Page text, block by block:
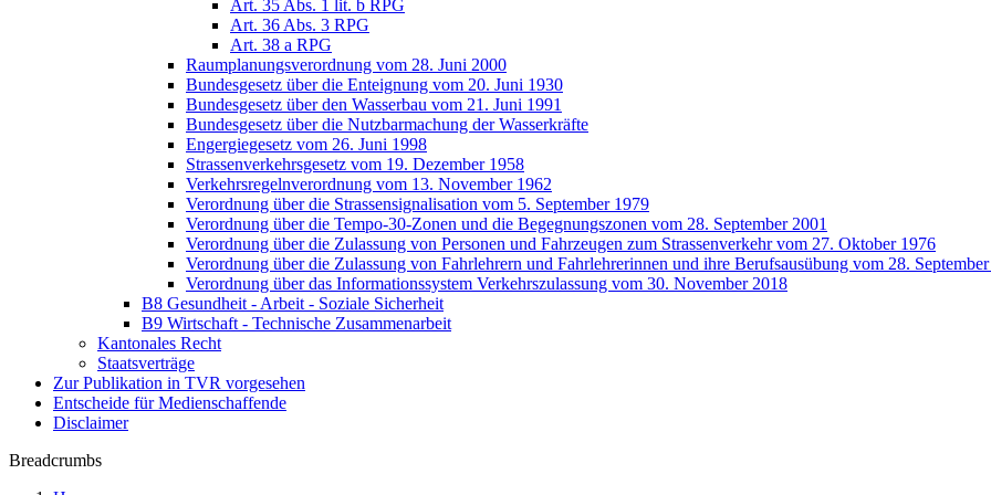
Art. 35 Abs. 1 lit. b RPG
Art. 36 Abs. 3 RPG
Art. 38 a RPG
Raumplanungsverordnung vom 28. Juni 2000
Bundesgesetz über die Enteignung vom 20. Juni 1930
Bundesgesetz über den Wasserbau vom 21. Juni 1991
Bundesgesetz über die Nutzbarmachung der Wasserkräfte
Engergiegesetz vom 26. Juni 1998
Strassenverkehrsgesetz vom 19. Dezember 1958
Verkehrsregelnverordnung vom 13. November 1962
Verordnung über die Strassensignalisation vom 5. September 1979
Verordnung über die Tempo-30-Zonen und die Begegnungszonen vom 28. September 2001
Verordnung über die Zulassung von Personen und Fahrzeugen zum Strassenverkehr vom 27. Oktober 1976
Verordnung über die Zulassung von Fahrlehrern und Fahrlehrerinnen und ihre Berufsausübung vom 28.
Verordnung über das Informationssystem Verkehrszulassung vom 30. November 2018
B8 Gesundheit - Arbeit - Soziale Sicherheit
B9 Wirtschaft - Technische Zusammenarbeit
Kantonales Recht
Staatsverträge
Zur Publikation in TVR vorgesehen
Entscheide für Medienschaffende
Disclaimer
Breadcrumbs